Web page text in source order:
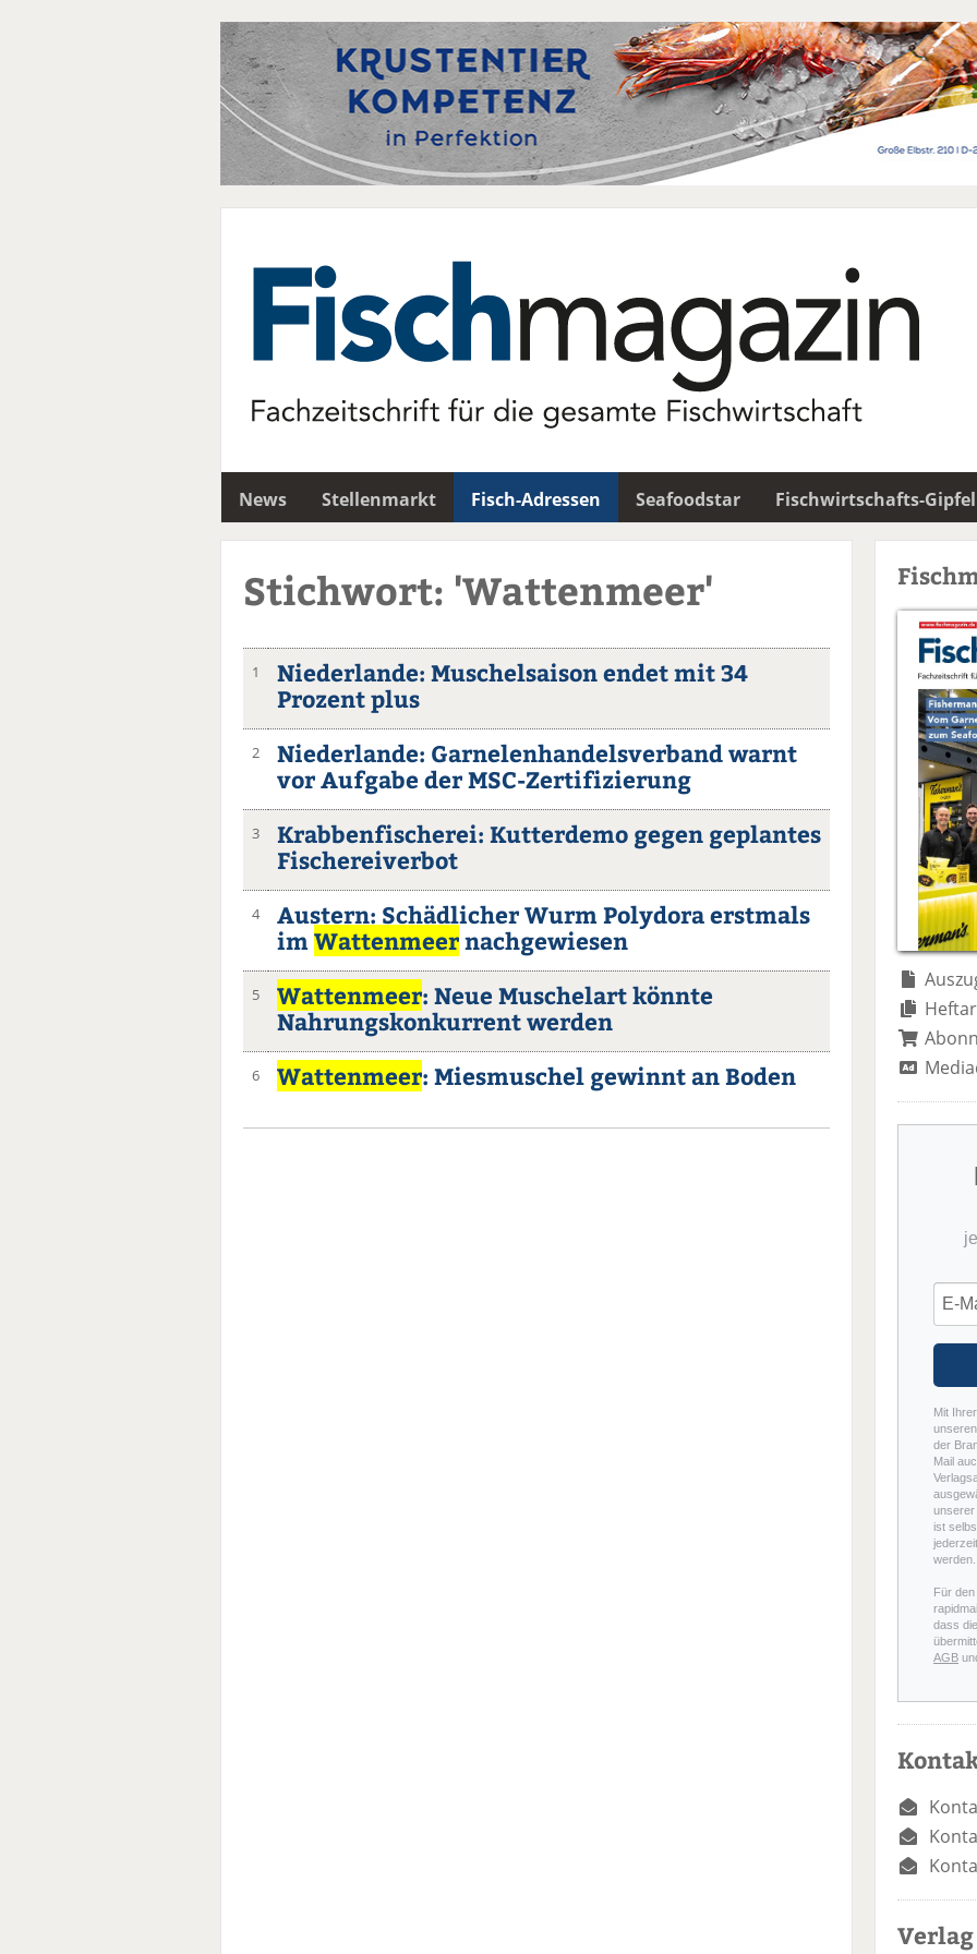
News Stellenmarkt Fisch-Adressen Seafoodstar Fischwirtschafts-Gipfel
Stichwort: 'Wattenmeer'
1
Niederlande: Muschelsaison endet mit 34
Prozent plus
2
Niederlande: Garnelenhandelsverband warnt
vor Aufgabe der MSC-Zertifizierung
3
Krabbenfischerei: Kutterdemo gegen geplantes
Fischereiverbot
4
Austern: Schädlicher Wurm Polydora erstmals
imWattenmeernachgewiesen
5 Wattenmeer: Neue Muschelart könnte
Nahrungskonkurrent werden
6 Wattenmeer: Miesmuschel gewinnt an Boden
Mit
der
Mail
unserer
ist
werden.
Für
dass
AGB
Verlag